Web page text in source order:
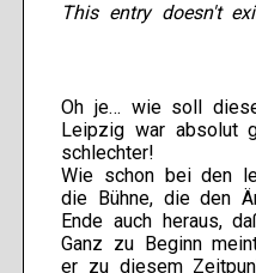
This entry doesn't
Oh je… wie soll
Leipzig war absolut
schlechter!
Wie schon bei den
die Bühne, die den
Ende auch heraus,
Ganz zu Beginn
er zu diesem